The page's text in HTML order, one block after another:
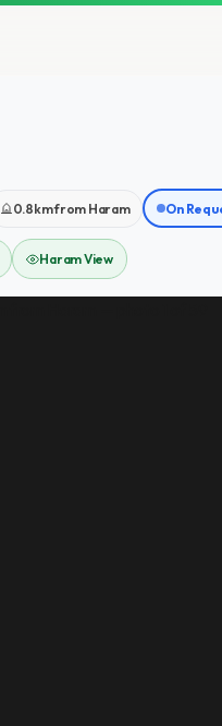
0.8km from Haram On
Haram View